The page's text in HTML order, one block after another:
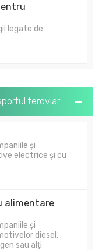
legate de
feroviar
și
electrice și cu
alimentare
și
diesel,
sau alți